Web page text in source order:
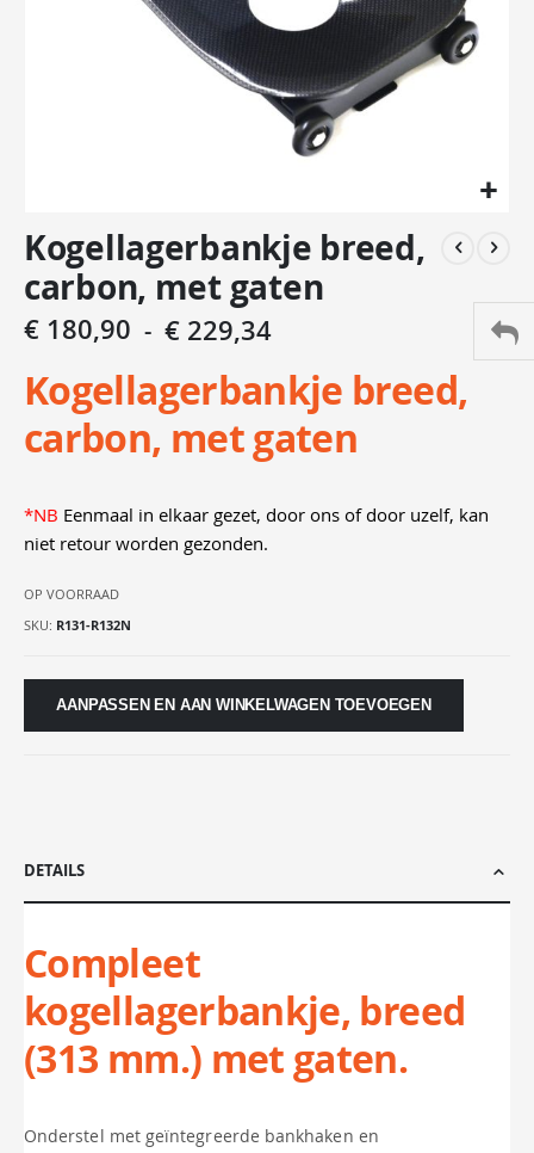
naar
het
begin
van
de
gallerij
Kogellagerbankje breed,
carbon, met gaten
€ 180,90 € 229,34
Kogellagerbankje breed,
carbon, met gaten
*NB Eenmaal in elkaar gezet, door ons of door uzelf, kan
niet retour worden gezonden.
OP VOORRAAD
SKU R131-R132N
AANPASSEN EN AAN WINKELWAGEN TOEVOEGEN
DETAILS
Compleet
kogellagerbankje, breed
(313 mm.) met gaten.
Onderstel met geïntegreerde bankhaken en